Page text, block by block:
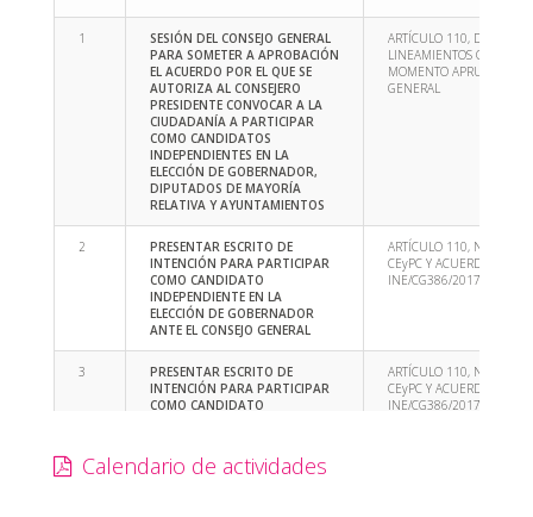
SESIÓN DEL CONSEJO GENERAL
PARA SOMETER A APROBACIÓN
EL ACUERDO POR EL QUE SE
AUTORIZA AL CONSEJERO
PRESIDENTE CONVOCAR A LA
CIUDADANÍA A PARTICIPAR
COMO CANDIDATOS
INDEPENDIENTES EN LA
ELECCIÓN DE GOBERNADOR,
DIPUTADOS DE MAYORÍA
RELATIVA Y AYUNTAMIENTOS
ARTÍCULO 110, DEL CEPC
LINEAMIENTOS QUE EN
MOMENTO APRUEBE EL
GENERAL
PRESENTAR ESCRITO DE
INTENCIÓN PARA PARTICIPAR
COMO CANDIDATO
INDEPENDIENTE EN LA
ELECCIÓN DE GOBERNADOR
ANTE EL CONSEJO GENERAL
ARTÍCULO 110,
CEyPC Y ACUERDO
INE/CG386/2017
PRESENTAR ESCRITO DE
INTENCIÓN PARA PARTICIPAR
COMO CANDIDATO
MAYORÍA RELATIVA ANTE EL
CONSEJO DISTRITAL ELECTORAL
ARTÍCULO 110,
CEyPC Y ACUERDO
INE/CG386/2017
Calendario de actividades